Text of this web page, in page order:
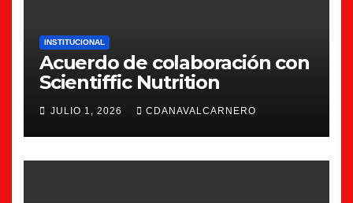
INSTITUCIONAL
Acuerdo de colaboración con
Scientiffic Nutrition
JULIO 1, 2026 CDANAVALCARNERO